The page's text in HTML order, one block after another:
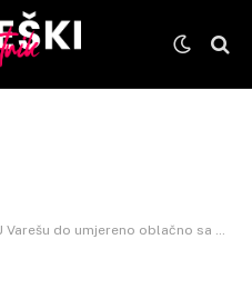
umjereno oblačno sa sunčanim intervalima